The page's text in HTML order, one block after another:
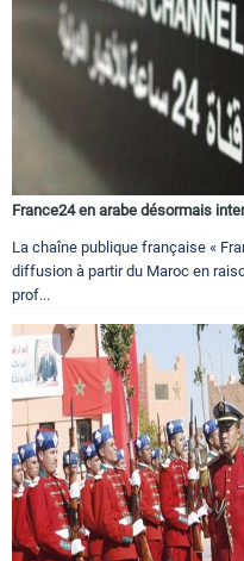
France24 en arabe désormais
La chaîne publique française «
diffusion à partir du Maroc en
prof...